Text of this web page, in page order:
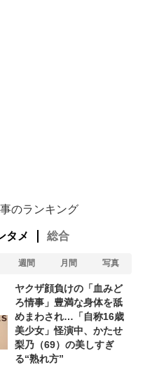
91...
のランキング
タメ 総合
週間 月間 写真
ヤクザ顔負けの「血みど
ろ情事」豊満な身体を舐
めまわされ…「自称16歳
美少女」怪演中、かたせ
梨乃（69）の美しすぎ
る“熟れ方”